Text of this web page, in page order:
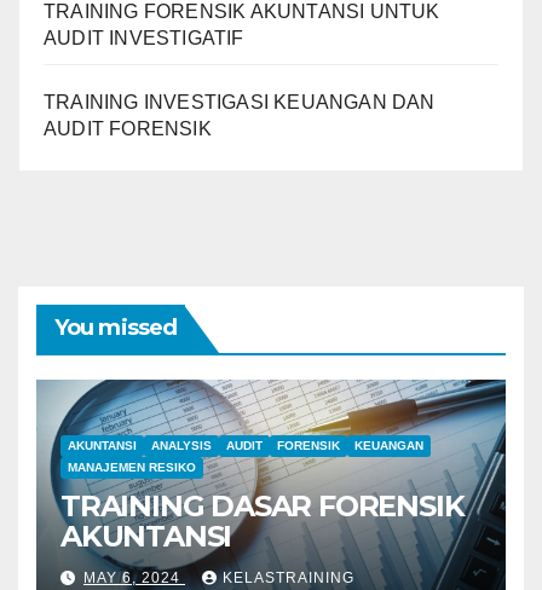
TRAINING FORENSIK AKUNTANSI UNTUK
AUDIT INVESTIGATIF
TRAINING INVESTIGASI KEUANGAN DAN
AUDIT FORENSIK
You missed
AKUNTANSI ANALYSIS AUDIT FORENSIK
KEUANGAN
MANAJEMEN RESIKO
TRAINING DASAR FORENSIK
AKUNTANSI
MAY 6, 2024 KELASTRAINING